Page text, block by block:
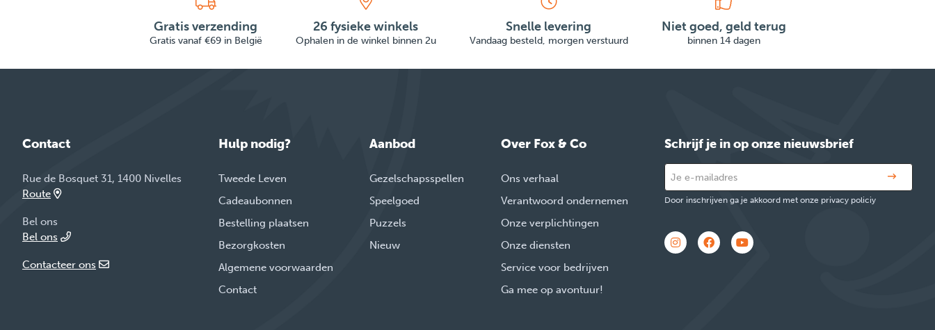
Gratis verzending
Gratis vanaf €69 in België
26 fysieke winkels
Ophalen in de winkel binnen 2u
Snelle levering
Vandaag besteld, morgen verstuurd
Niet goed, geld terug
binnen 14 dagen
Contact
Rue de Bosquet 31, 1400 Nivelles
Route
Bel ons
Bel ons
Contacteer ons
Hulp nodig?
Tweede Leven
Cadeaubonnen
Bestelling plaatsen
Bezorgkosten
Algemene voorwaarden
Contact
Aanbod
Gezelschapsspellen
Speelgoed
Puzzels
Nieuw
Over Fox & Co
Ons verhaal
Verantwoord ondernemen
Onze verplichtingen
Onze diensten
Service voor bedrijven
Ga mee op avontuur!
Schrijf je in op onze nieuwsbrief
Door inschrijven ga je akkoord met onze privacy policiy